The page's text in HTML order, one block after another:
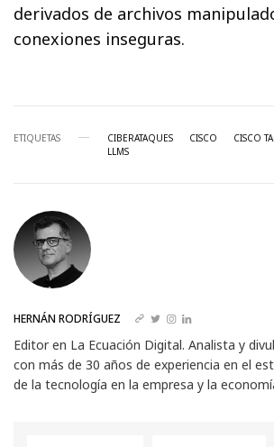
derivados de archivos
conexiones inseguras.
ETIQUETAS CIBERATAQUES CISCO CISCO
LLMS
HERNÁN RODRÍGUEZ
Editor en La Ecuación Digital. Analista y
con más de 30 años de experiencia en el
de la tecnología en la empresa y la